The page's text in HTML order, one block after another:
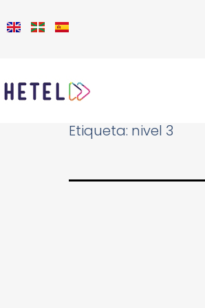
Etiqueta: nivel 3